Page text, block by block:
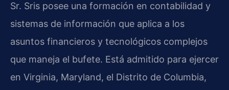
Sr. Sris posee una formación en contabilidad y
sistemas de información que aplica a los
asuntos financieros y tecnológicos complejos
que maneja el bufete. Está admitido para ejercer
en Virginia, Maryland, el Distrito de Columbia,